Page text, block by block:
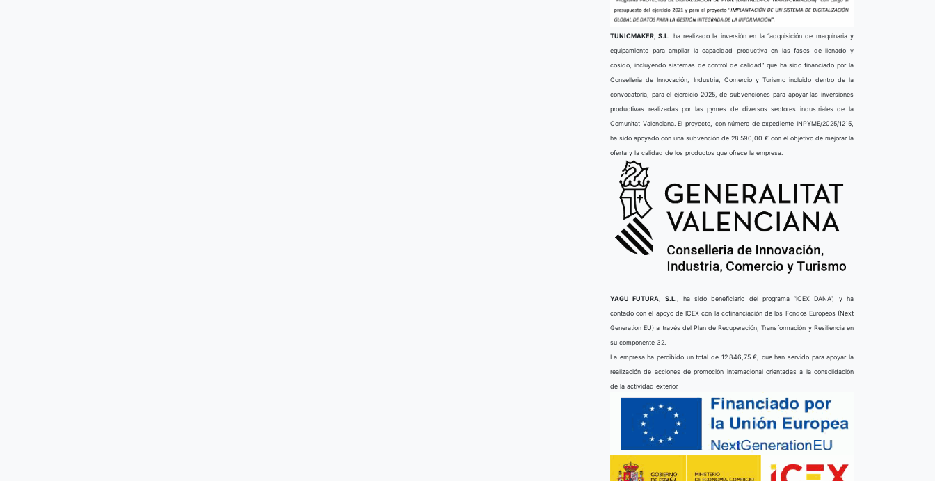
TUNICMAKER, S.L. ha realizado la inversión en la “adquisición de maquinaria y
equipamiento para ampliar la capacidad productiva en las fases de llenado y
cosido, incluyendo sistemas de control de calidad” que ha sido financiado por la
Conselleria de Innovación, Industria, Comercio y Turismo incluido dentro de la
convocatoria, para el ejercicio 2025, de subvenciones para apoyar las inversiones
productivas realizadas por las pymes de diversos sectores industriales de la
Comunitat Valenciana. El proyecto, con número de expediente INPYME/2025/1215,
ha sido apoyado con una subvención de 28.590,00 € con el objetivo de mejorar la
oferta y la calidad de los productos que ofrece la empresa.
YAGU FUTURA, S.L.,
ha sido beneficiario del programa “ICEX DANA”, y ha
contado con el apoyo de ICEX con la cofinanciación de los Fondos Europeos (Next
Generation EU) a través del Plan de Recuperación, Transformación y Resiliencia en
su componente 32.
La empresa ha percibido un total de 12.846,75 €, que han servido para apoyar la
realización de acciones de promoción internacional orientadas a la consolidación
de la actividad exterior.